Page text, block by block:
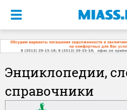
Меню
Энциклопедии,
справочники